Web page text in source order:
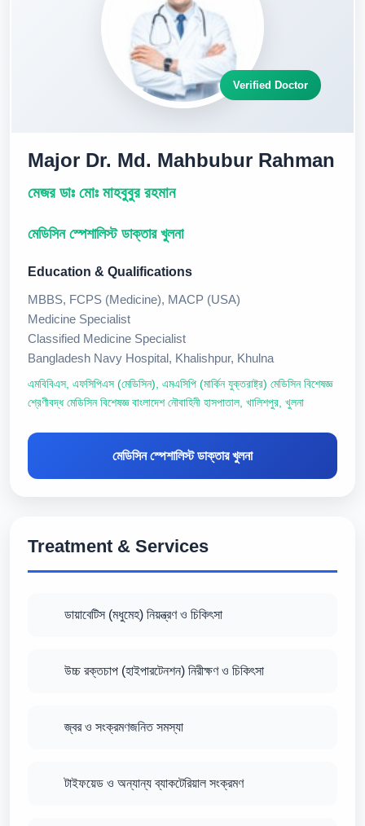
Verified Doctor
Major Dr. Md. Mahbubur Rahman
মেজর ডাঃ মোঃ মাহবুবুর রহমান
মেডিসিন স্পেশালিস্ট ডাক্তার খুলনা
Education & Qualifications
MBBS, FCPS (Medicine), MACP (USA)
Medicine Specialist
Classified Medicine Specialist
Bangladesh Navy Hospital, Khalishpur, Khulna
এমবিবিএস, এফসিপিএস (মেডিসিন), এমএসিপি (মার্কিন যুক্তরাষ্ট্র) মেডিসিন বিশেষজ্ঞ
শ্রেণীবদ্ধ মেডিসিন বিশেষজ্ঞ বাংলাদেশ নৌবাহিনী হাসপাতাল, খালিশপুর, খুলনা
মেডিসিন স্পেশালিস্ট ডাক্তার খুলনা
Treatment & Services
ডায়াবেটিস (মধুমেহ) নিয়ন্ত্রণ ও চিকিৎসা
উচ্চ রক্তচাপ (হাইপারটেনশন) নিরীক্ষণ ও চিকিৎসা
জ্বর ও সংক্রমণজনিত সমস্যা
টাইফয়েড ও অন্যান্য ব্যাকটেরিয়াল সংক্রমণ